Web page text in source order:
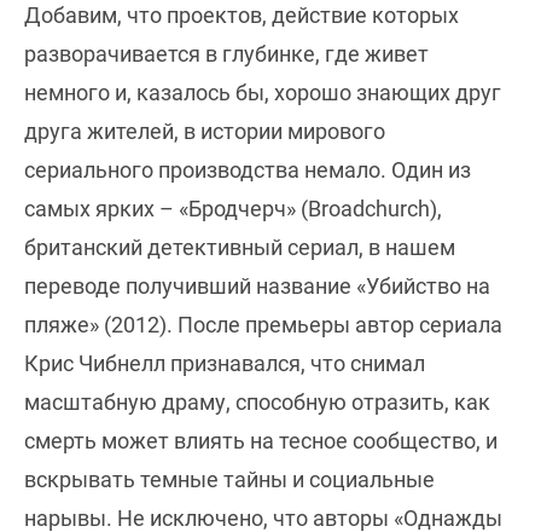
Добавим, что проектов, действие которых
разворачивается в глубинке, где живет
немного и, казалось бы, хорошо знающих друг
друга жителей, в истории мирового
сериального производства немало. Один из
самых ярких – «Бродчерч» (Broadchurch),
британский детективный сериал, в нашем
переводе получивший название «Убийство на
пляже» (2012). После премьеры автор сериала
Крис Чибнелл признавался, что снимал
масштабную драму, способную отразить, как
смерть может влиять на тесное сообщество, и
вскрывать темные тайны и социальные
нарывы. Не исключено, что авторы «Однажды